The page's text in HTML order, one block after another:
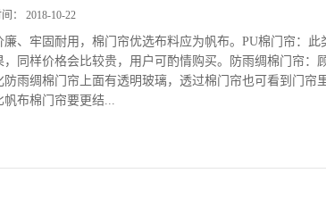
： 2018-10-22
、牢固耐用，棉门帘优选布料应为帆布。PU棉门帘：
同样价格会比较贵，用户可酌情购买。防雨绸棉门帘
雨绸棉门帘上面有透明玻璃，透过棉门帘也可看到门
布棉门帘要更结...